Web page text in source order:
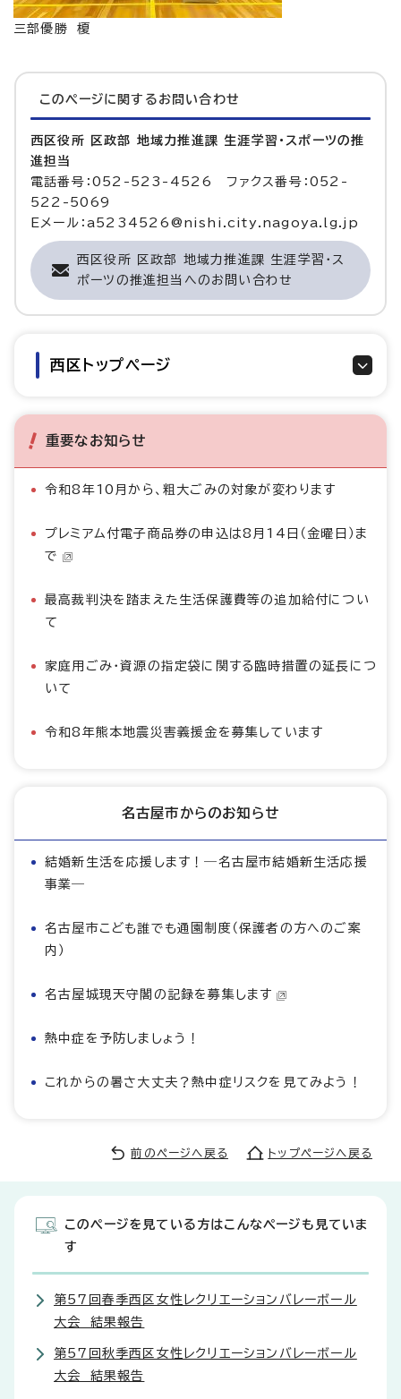
三部優勝 榎
このページに関する お問い合わせ
西区役所 区政部 地域力推進課 生涯学習・スポーツの推
進担当
電話番号：052-523-4526 ファクス番号：052-
522-5069
Eメール：a5234526@nishi.city.nagoya.lg.jp
西区役所 区政部 地域力推進課 生涯学習・ス
ポーツの推進担当へのお問い合わせ
西区トップページ
重要なお知らせ
令和8年10月から、粗大ごみの対象が変わります
プレミアム付電子商品券の申込は8月14日（金曜日）ま
で
最高裁判決を踏まえた生活保護費等の追加給付につい
て
家庭用ごみ・資源の指定袋に関する臨時措置の延長につ
いて
令和8年熊本地震災害義援金を募集しています
名古屋市からのお知らせ
結婚新生活を応援します！―名古屋市結婚新生活応援
事業―
名古屋市こども誰でも通園制度（保護者の方へのご案
内）
名古屋城現天守閣の記録を募集します
熱中症を予防しましょう！
これからの暑さ大丈夫？熱中症リスクを見てみよう！
前のページへ戻る トップページへ戻る
このページを見ている方はこんなページも見ていま
す
第57回春季西区女性レクリエーションバレーボール
大会 結果報告
第57回秋季西区女性レクリエーションバレーボール
大会 結果報告